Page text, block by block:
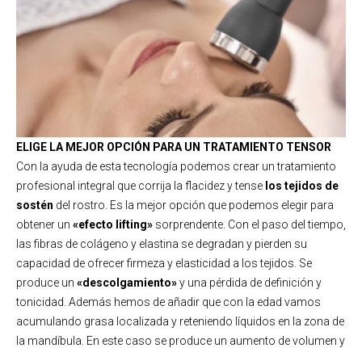
ELIGE LA MEJOR OPCIÓN PARA UN TRATAMIENTO TENSOR
Con la ayuda de esta tecnología podemos crear un tratamiento
profesional integral que corrija la flacidez y tense los tejidos de
sostén del rostro. Es la mejor opción que podemos elegir para
obtener un «efecto lifting» sorprendente. Con el paso del tiempo,
las fibras de colágeno y elastina se degradan y pierden su
capacidad de ofrecer firmeza y elasticidad a los tejidos. Se
produce un «descolgamiento»y una pérdida de definición y
tonicidad. Además hemos de añadir que con la edad vamos
acumulando grasa localizada y reteniendo líquidos en la zona de
la mandíbula. En este caso se produce un aumento de volumen y